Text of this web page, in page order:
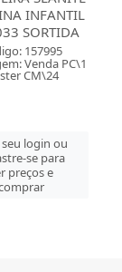
INFANTIL
SORTIDA
157995
Venda PC\1
CM\24
seu login ou
se para
preços e